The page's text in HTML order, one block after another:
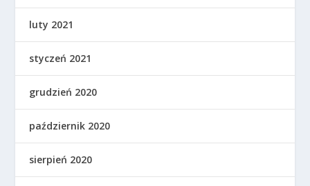
luty 2021
styczeń 2021
grudzień 2020
październik 2020
sierpień 2020